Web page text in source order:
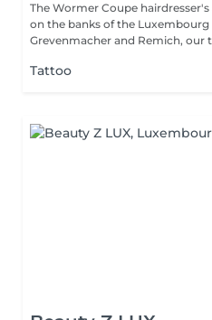
The Wormer Coupe
on the banks of the
Grevenmacher and Remich, our
Tattoo